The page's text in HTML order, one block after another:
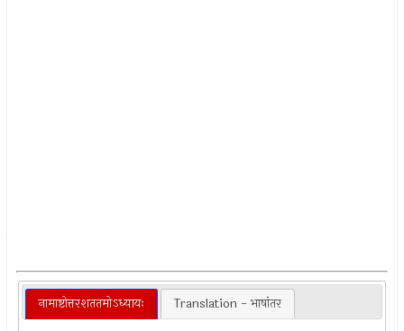
नामाष्टोत्तरशततमोऽध्यायः Translation - भाषांतर